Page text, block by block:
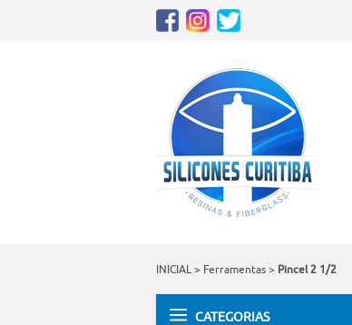
INICIAL > Ferramentas > Pincel 2 1/2
CATEGORIAS